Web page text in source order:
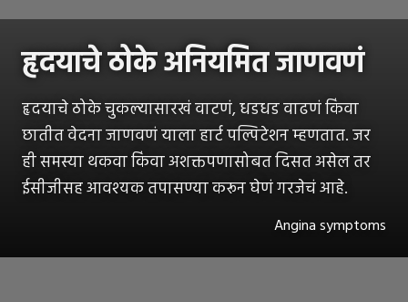
हृदयाचे ठोके अनियमित जाणवणं
हृदयाचे ठोके चुकल्यासारखं वाटणं, धडधड वाढणं किंवा
छातीत वेदना जाणवणं याला हार्ट पल्पिटेशन म्हणतात. जर
ही समस्या थकवा किंवा अशक्तपणासोबत दिसत असेल तर
ईसीजीसह आवश्यक तपासण्या करून घेणं गरजेचं आहे.
Angina symptoms